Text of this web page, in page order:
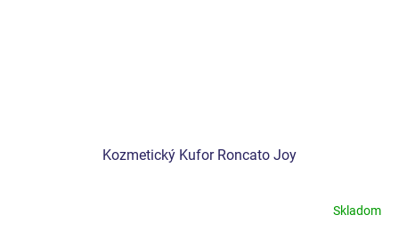
Kozmetický Kufor Roncato Joy
Skladom